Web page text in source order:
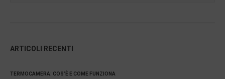
ARTICOLI RECENTI
TERMOCAMERA: COS’È E COME FUNZIONA